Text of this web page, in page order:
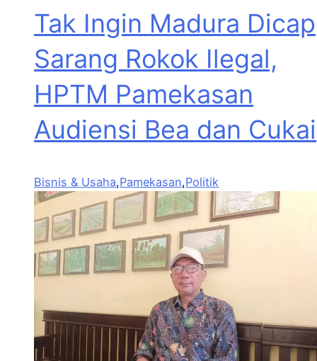
Tak Ingin Madura Dicap
Sarang Rokok Ilegal,
HPTM Pamekasan
Audiensi Bea dan Cukai
Bisnis & Usaha,Pamekasan,Politik